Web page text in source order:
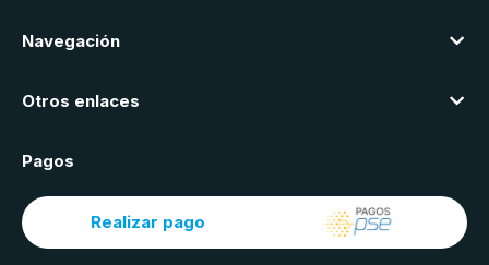
Navegación
Otros enlaces
Pagos
Realizar pago